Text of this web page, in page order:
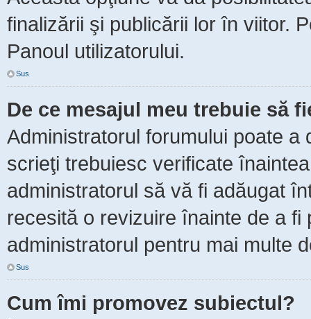
finalizării şi publicării lor în viitor.
Panoul utilizatorului.
Sus
De ce mesajul meu trebuie să
Administratorul forumului poate
scrieţi trebuiesc verificate
administratorul să vă fi adăugat
recesită o revizuire înainte de a
administratorul pentru mai multe
Sus
Cum îmi promovez subiectul?